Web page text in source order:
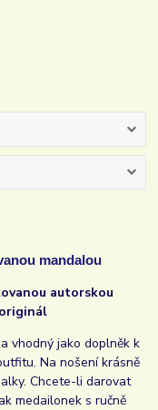
mandalou
autorskou
vhodný jako doplněk k
Na nošení krásně
Chcete-li darovat
medailonek s ručně